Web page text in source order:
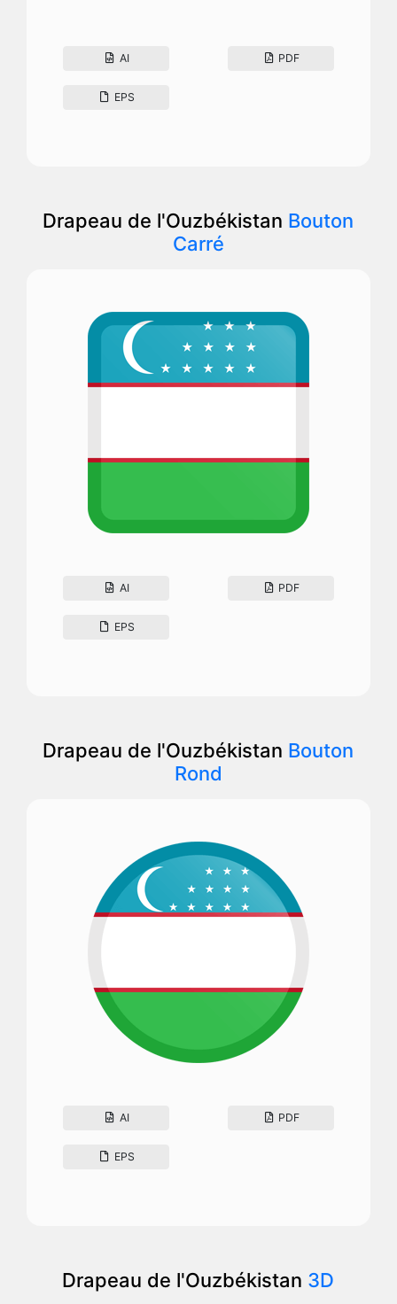
AI PDF
EPS
Drapeau de l'Ouzbékistan Bouton
Carré
AI PDF
EPS
Drapeau de l'Ouzbékistan Bouton
Rond
AI PDF
EPS
Drapeau de l'Ouzbékistan 3D